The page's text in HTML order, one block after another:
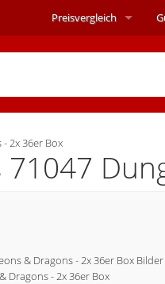
2x 36er Box
& Dragons - 2x 36er Box Bilder
Dragons - 2x 36er Box
Preisvergleich